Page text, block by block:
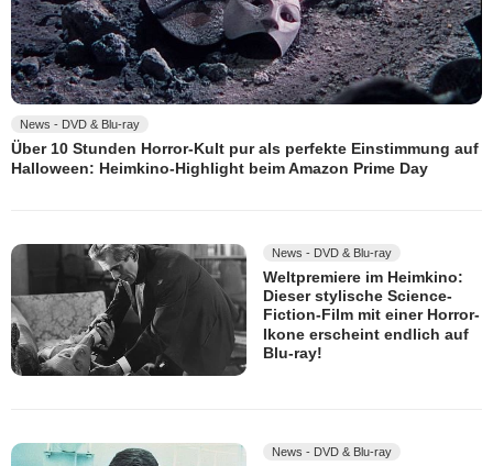
News - DVD & Blu-ray
Über 10 Stunden Horror-Kult pur als perfekte Einstimmung auf
Halloween: Heimkino-Highlight beim Amazon Prime Day
News - DVD & Blu-ray
Weltpremiere im Heimkino:
Dieser stylische Science-
Fiction-Film mit einer Horror-
Ikone erscheint endlich auf
Blu-ray!
News - DVD & Blu-ray